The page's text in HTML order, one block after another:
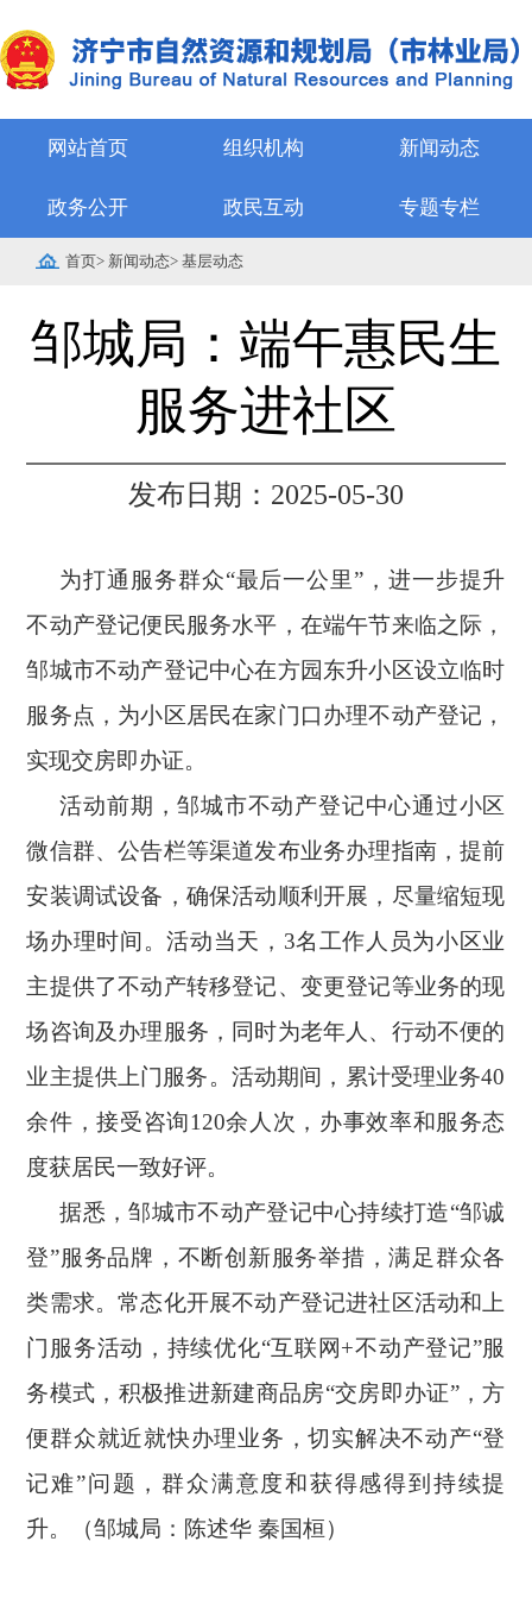
网站首页 组织机构 新闻动态
政务公开 政民互动 专题专栏
首页> 新闻动态> 基层动态
邹城局：端午惠民生
服务进社区
发布日期：2025-05-30
为打通服务群众“最后一公里”，进一步提升
不动产登记便民服务水平，在端午节来临之际，
邹城市不动产登记中心在方园东升小区设立临时
服务点，为小区居民在家门口办理不动产登记，
实现交房即办证。
活动前期，邹城市不动产登记中心通过小区
微信群、公告栏等渠道发布业务办理指南，提前
安装调试设备， 确保活动顺利开展 ，尽量缩短现
场办理时间 。活动当天， 3名工作人员为小区业
主提供了不动产转移登记、变更登记等业务的现
场咨询及办理服务，同时为老年人、行动不便的
业主提供上门服务。活动期间，累计受理业务40
余件，接受咨询120余人次，办事效率和服务态
度获居民一致好评。
据悉，邹城市不动产登记中心持续打造“邹诚
登”服务品牌， 不断创新服务举措，满足 群众各
类需求。常态化开展不动产登记进社区活动和上
门服务活动 ，持续优化“互联网+不动产登记”服
务模式， 积极推进新建商品房“交房即办证”，方
便群众就近就快办理业务，切实解决不动产“登
记难”问题，群众满意度和获得感得到持续提
升。（邹城局：陈述华 秦国桓）